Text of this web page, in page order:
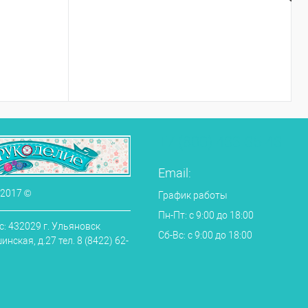
©
432029 г. Ульяновск
д.27 тел. 8 (8422) 62-
Email:
График работы
Пн-Пт: с 9:00 до 18:00
Сб-Вс: с 9:00 до 18:00